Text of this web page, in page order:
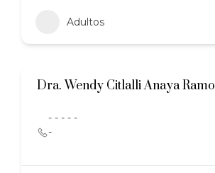
Adultos
Dra. Wendy Citlalli Anaya
- - - - -
-